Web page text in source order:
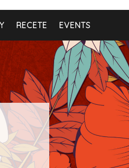
RECETE EVENTS